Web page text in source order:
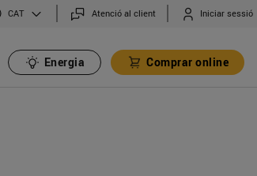
CAT Atenció al client Iniciar sessió
Energia Comprar online